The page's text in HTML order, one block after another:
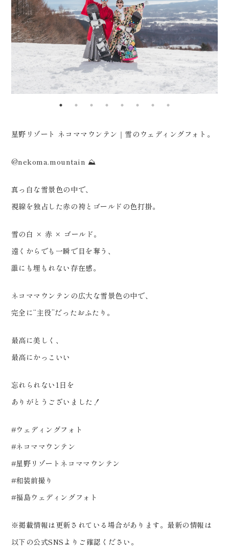
Tel.0120-05-7536
Time.10:30 - 18:00（年中無休）
星野リゾート ネコママウンテン｜雪のウェディングフォト。
@nekoma.mountain ⛰️
真っ白な雪景色の中で、
視線を独占した赤の袴とゴールドの色打掛。
雪の白 × 赤 × ゴールド。
遠くからでも一瞬で目を奪う、
誰にも埋もれない存在感。
ネコママウンテンの広大な雪景色の中で、
完全に“主役”だったおふたり。
最高に美しく、
最高にかっこいい
忘れられない1日を
ありがとうございました！
#ウェディングフォト
#ネコママウンテン
#星野リゾートネコママウンテン
#和装前撮り
#福島ウェディングフォト
※掲載情報は更新されている場合があります。最新の情報は
以下の公式SNSよりご確認ください。